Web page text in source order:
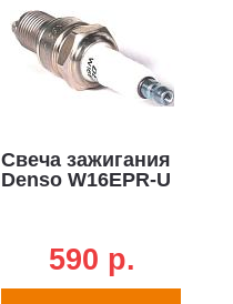
Свеча зажигания
Denso W16EPR-U
590 p.